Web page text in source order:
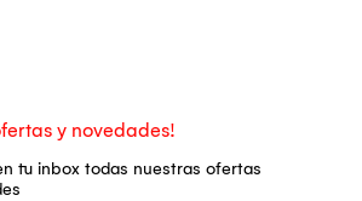
y novedades!
tu inbox todas nuestras ofertas